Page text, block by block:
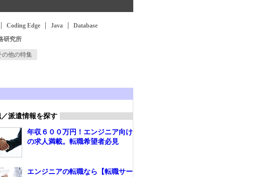
Coding Edge Java
Database
研究所
の他の特集
派遣情報を探す
年収６００万円！エンジニア向け
の求人満載。転職希望者必見
エンジニアの転職なら【転職サー